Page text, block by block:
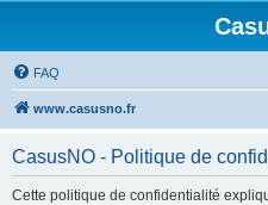
FAQ
www.casusno.fr
CasusNO - Politique de
Cette politique de confidentialité